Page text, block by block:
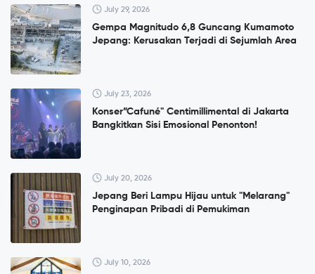
July 29, 2026
Gempa Magnitudo 6,8 Guncang Kumamoto
Jepang: Kerusakan Terjadi di Sejumlah Area
July 23, 2026
Konser”Cafuné" Centimillimental di Jakarta
Bangkitkan Sisi Emosional Penonton!
July 20, 2026
Jepang Beri Lampu Hijau untuk "Melarang"
Penginapan Pribadi di Pemukiman
July 10, 2026